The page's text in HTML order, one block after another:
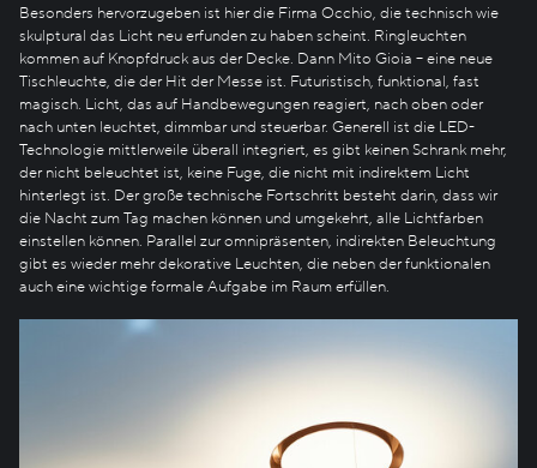
Besonders hervorzugeben ist hier die Firma Occhio, die technisch wie
skulptural das Licht neu erfunden zu haben scheint. Ringleuchten
kommen auf Knopfdruck aus der Decke. Dann Mito Gioia – eine neue
Tischleuchte, die der Hit der Messe ist. Futuristisch, funktional, fast
magisch. Licht, das auf Handbewegungen reagiert, nach oben oder
nach unten leuchtet, dimmbar und steuerbar. Generell ist die LED-
Technologie mittlerweile überall integriert, es gibt keinen Schrank mehr,
der nicht beleuchtet ist, keine Fuge, die nicht mit indirektem Licht
hinterlegt ist. Der große technische Fortschritt besteht darin, dass wir
die Nacht zum Tag machen können und umgekehrt, alle Lichtfarben
einstellen können. Parallel zur omnipräsenten, indirekten Beleuchtung
gibt es wieder mehr dekorative Leuchten, die neben der funktionalen
auch eine wichtige formale Aufgabe im Raum erfüllen.